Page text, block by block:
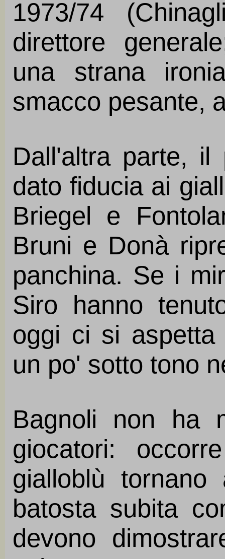
1973/74
direttore
una strana
smacco pesante,
Dall'altra parte, il
dato fiducia ai
Briegel e
Bruni e Donà
panchina. Se i
Siro hanno
oggi ci si aspetta
un po' sotto tono
Bagnoli non ha
giocatori:
gialloblù
batosta subita
devono